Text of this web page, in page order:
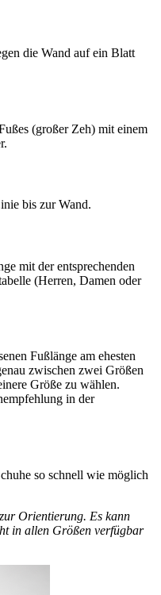
die Wand auf ein Blatt
(großer Zeh) mit einem
bis zur Wand.
mit der entsprechenden
(Herren, Damen oder
Fußlänge am ehesten
zwischen zwei Größen
Größe zu wählen.
in der
so schnell wie möglich
Orientierung. Es kann
in allen Größen verfügbar